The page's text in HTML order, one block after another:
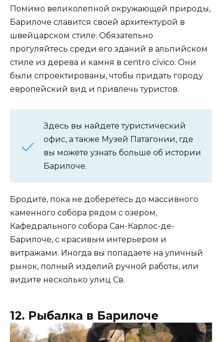
Помимо великолепной окружающей природы,
Барилоче славится своей архитектурой в
швейцарском стиле. Обязательно
прогуляйтесь среди его зданий в альпийском
стиле из дерева и камня в centro cívico. Они
были спроектированы, чтобы придать городу
европейский вид и привлечь туристов.
Здесь вы найдете туристический
офис, а также Музей Патагонии, где
вы можете узнать больше об истории
Барилоче.
Бродите, пока не доберетесь до массивного
каменного собора рядом с озером,
Кафедрального собора Сан-Карлос-де-
Барилоче, с красивым интерьером и
витражами. Иногда вы попадаете на уличный
рынок, полный изделий ручной работы, или
видите несколько улиц Св.
12. Рыбалка в Барилоче